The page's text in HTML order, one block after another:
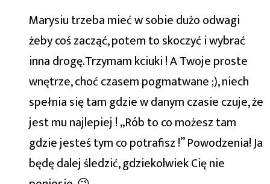
Marysiu trzeba mieć w sobie dużo odwagi
żeby coś zacząć, potem to skoczyć i wybrać
inna drogę.Trzymam kciuki ! A Twoje proste
wnętrze, choć czasem pogmatwane ;), niech
spełnia się tam gdzie w danym czasie czuje, że
jest mu najlepiej ! „Rób to co możesz tam
gdzie jesteś tym co potrafisz !” Powodzenia! Ja
będę dalej śledzić, gdziekolwiek Cię nie